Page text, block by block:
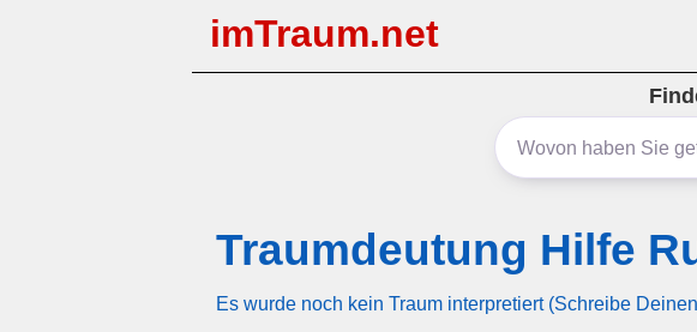
imTraum.net
Traumdeutung Hilfe
Es wurde noch kein Traum interpretiert (Schreibe